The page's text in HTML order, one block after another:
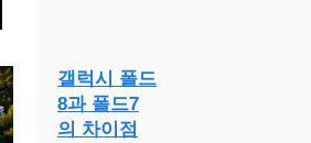
갤럭시 폴드
8과 폴드7
의 차이점